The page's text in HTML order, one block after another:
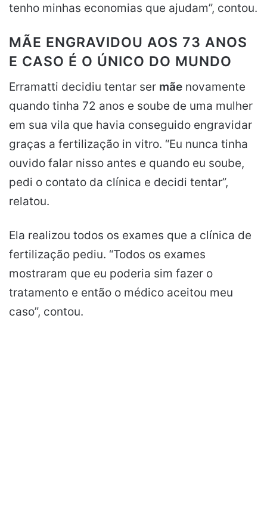
tenho minhas economias que ajudam”, contou.
MÃE ENGRAVIDOU AOS 73 ANOS
E CASO É O ÚNICO DO MUNDO
Erramatti decidiu tentar ser mãe novamente
quando tinha 72 anos e soube de uma mulher
em sua vila que havia conseguido engravidar
graças a fertilização in vitro. “Eu nunca tinha
ouvido falar nisso antes e quando eu soube,
pedi o contato da clínica e decidi tentar”,
relatou.
Ela realizou todos os exames que a clínica de
fertilização pediu. “Todos os exames
mostraram que eu poderia sim fazer o
tratamento e então o médico aceitou meu
caso”, contou.